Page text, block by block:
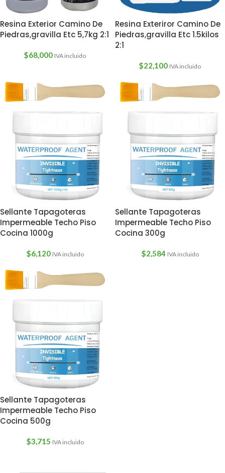
Resina Exterior Camino De
Piedras,gravilla Etc 5,7kg 2:1
$68,000 IVA incluido
Resina Exteriror Camino De
Piedras,gravilla Etc 1.5kilos
2:1
$22,100 IVA incluido
Sellante Tapagoteras
Impermeable Techo Piso
Cocina 1000g
$6,120 IVA incluido
Sellante Tapagoteras
Impermeable Techo Piso
Cocina 300g
$2,584 IVA incluido
Sellante Tapagoteras
Impermeable Techo Piso
Cocina 500g
$3,715 IVA incluido